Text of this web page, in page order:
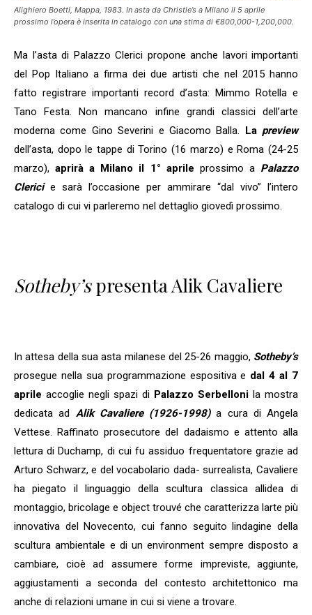
Alighiero Boetti, Mappa, 1983. In asta da Christie’s a Milano il 5 aprile
prossimo l’opera è inserita in catalogo con una stima di €800,000-1,200,000.
Ma l’asta di Palazzo Clerici propone anche lavori importanti
del Pop Italiano a firma dei due artisti che nel 2015 hanno
fatto registrare importanti record d’asta: Mimmo Rotella e
Tano Festa. Non mancano infine grandi classici dell’arte
moderna come Gino Severini e Giacomo Balla. La preview
dell’asta, dopo le tappe di Torino (16 marzo) e Roma (24-25
marzo),aprirà a Milano il 1° aprile prossimo a Palazzo
Clericie sarà l’occasione per ammirare “dal vivo” l’intero
catalogo di cui vi parleremo nel dettaglio giovedì prossimo.
Sotheby’spresenta Alik Cavaliere
In attesa della sua asta milanese del 25-26 maggio, Sotheby’s
prosegue nella sua programmazione espositiva e dal 4 al 7
aprile accoglie negli spazi di Palazzo Serbelloni la mostra
dedicata ad Alik Cavaliere (1926-1998)a cura di Angela
Vettese. Raffinato prosecutore del dadaismo e attento alla
lettura di Duchamp, di cui fu assiduo frequentatore grazie ad
Arturo Schwarz, e del vocabolario dada- surrealista, Cavaliere
ha piegato il linguaggio della scultura classica allidea di
montaggio, bricolage e object trouvé che caratterizza larte più
innovativa del Novecento, cui fanno seguito lindagine della
scultura ambientale e di un environment sempre disposto a
cambiare, cioè ad assumere forme impreviste, aggiunte,
aggiustamenti a seconda del contesto architettonico ma
anche di relazioni umane in cui si viene a trovare.